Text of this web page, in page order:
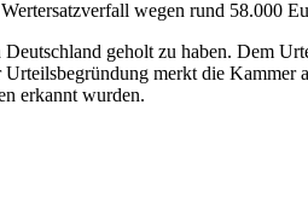
wegen rund 58.000
geholt zu haben. Dem
merkt die
erkannt wurden.